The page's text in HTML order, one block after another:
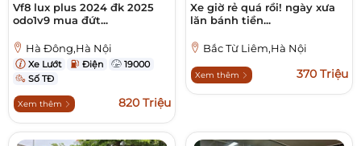
Vf8 lux plus 2024 đk 2025
odo1v9 mua đứt...
Hà Đông,Hà Nội
Xe Lướt Điện
19000
Số TĐ
Xem thêm 820 Triệu
Xe giờ rẻ quá rồi! ngày xưa
lăn bánh tiền...
Bắc Từ Liêm,Hà Nội
Xem thêm 370 Triệu